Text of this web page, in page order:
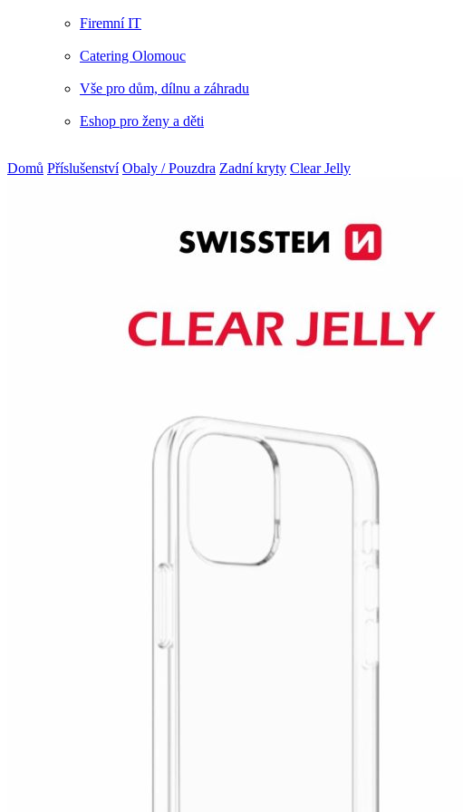
Firemní IT
Catering Olomouc
Vše pro dům, dílnu a záhradu
Eshop pro ženy a děti
Domů Příslušenství Obaly / Pouzdra Zadní kryty Clear Jelly